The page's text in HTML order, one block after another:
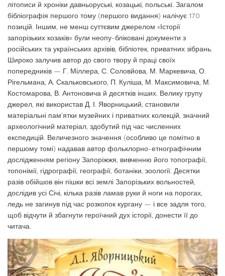
літописи й хроніки давньоруські, козацькі, польські. Загалом
бібліографія першого тому (першого видання) налічує 170
позицій. Іншим, не менш суттєвим джерелом «Історії
запорізьких козаків» були неопу-бліковані документи з
російських та українських архівів, бібліотек, приватних зібрань.
Широко залучив автор до свого твору й праці своїх
попередників — Г. Міллера, С. Соловйова, М. Маркевича, О.
Рігельмана, А. Скальковського, П. Куліша, М. Максимовича, М.
Костомарова, В. Антоновича й десятків інших. Велику групу
джерел, які використав Д. І. Яворницький, становили
матеріальні пам’ятки музейних і приватних колекцій, значний
археологічний матеріал, здобутий під час численних
експедицій. Величезного значення (особливо це помітно в
першому томі) надавав автор фольклорно-етнографічним
дослідженням регіону Запоріжжя, вивченню його топографії,
топонімії, гідрографії, географії, ботаніки, зоології. Десятки
разів обійшов він пішки всі землі Запорізьких вольностей,
дослідив усі Січі, кілька разів ламав руки й ноги на порогах,
ледь не загинув під час розкопок кургану — і все задля того,
щоб відчути й збагнути героїчний дух історії, донести її до
читача.